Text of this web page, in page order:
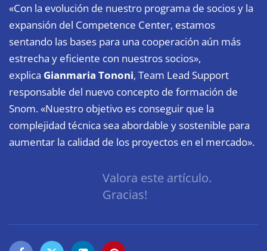
«Con la evolución de nuestro programa de socios y la
expansión del Competence Center, estamos
sentando las bases para una cooperación aún más
estrecha y eficiente con nuestros socios»,
explica Gianmaria Tononi, Team Lead Support
responsable del nuevo concepto de formación de
Snom. «Nuestro objetivo es conseguir que la
complejidad técnica sea abordable y sostenible para
aumentar la calidad de los proyectos en el mercado».
Valora este artículo.
Gracias!